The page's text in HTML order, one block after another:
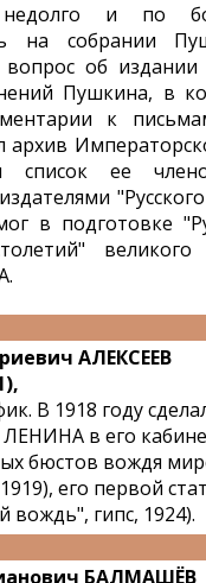
и по
на собрании
вопрос об
Пушкина, в
к
архив
список ее
в подготовке
АЛЕКСЕЕВ
В 1918 году
ЛЕНИНА в его
бюстов вождя
его первой
гипс, 1924).
БАЛМАШЁВ